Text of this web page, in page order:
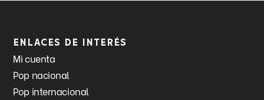
Enlaces de interés
Mi cuenta
Pop nacional
Pop internacional